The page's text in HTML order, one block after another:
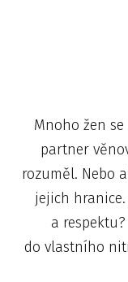
Mnoho žen
partner
rozuměl. Nebo
jejich hranice.
a
do vlastního